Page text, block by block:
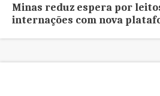
Minas reduz espera por
internações com nova